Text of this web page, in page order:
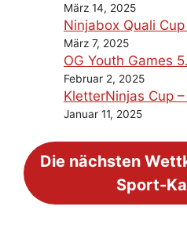
März 14, 2025
Ninjabox Quali
März 7, 2025
OG Youth Games
Februar 2, 2025
KletterNinjas Cup
Januar 11, 2025
Die nächsten
Sport-